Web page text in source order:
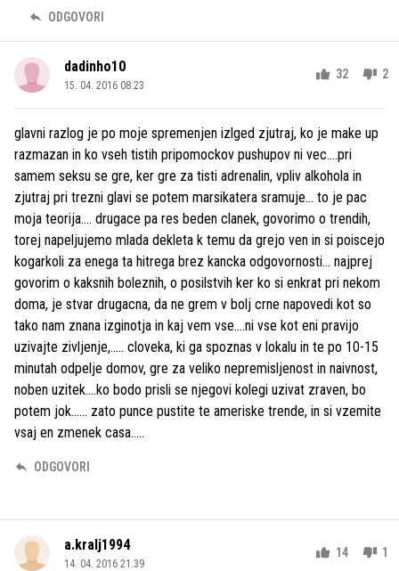
ODGOVORI
dadinho10
15. 04. 2016 08.23
32 2
glavni razlog je po moje spremenjen izlged zjutraj, ko je make up
razmazan in ko vseh tistih pripomockov pushupov ni vec....pri
samem seksu se gre, ker gre za tisti adrenalin, vpliv alkohola in
zjutraj pri trezni glavi se potem marsikatera sramuje... to je pac
moja teorija.... drugace pa res beden clanek, govorimo o trendih,
torej napeljujemo mlada dekleta k temu da grejo ven in si poiscejo
kogarkoli za enega ta hitrega brez kancka odgovornosti... najprej
govorim o kaksnih boleznih, o posilstvih ker ko si enkrat pri nekom
doma, je stvar drugacna, da ne grem v bolj crne napovedi kot so
tako nam znana izginotja in kaj vem vse....ni vse kot eni pravijo
uzivajte zivljenje,..... cloveka, ki ga spoznas v lokalu in te po 10-15
minutah odpelje domov, gre za veliko nepremisljenost in naivnost,
noben uzitek....ko bodo prisli se njegovi kolegi uzivat zraven, bo
potem jok...... zato punce pustite te ameriske trende, in si vzemite
vsaj en zmenek casa.....
ODGOVORI
a.kralj1994
14. 04. 2016 21.39
14 1